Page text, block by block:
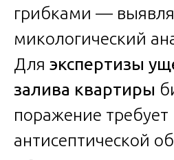
грибками —
микологический
Для экспертизы
залива квартиры
поражение требует
антисептической